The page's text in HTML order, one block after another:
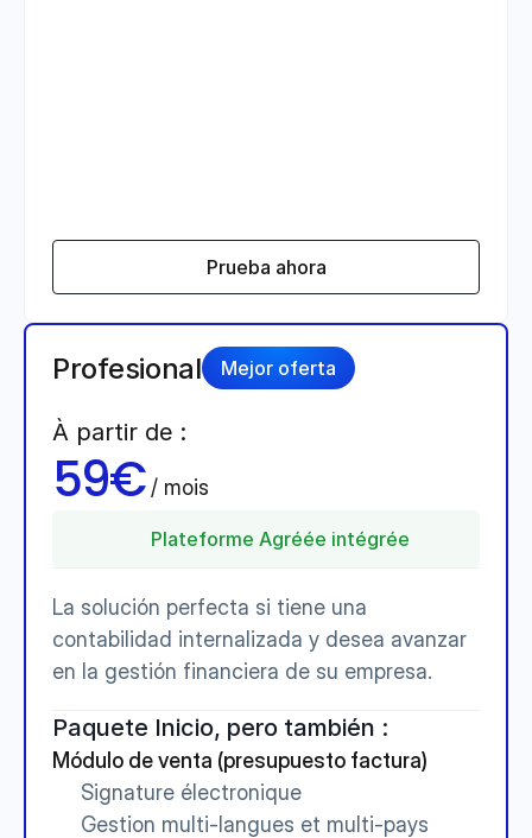
Prueba ahora
Profesional Mejor oferta
À partir de :
59€ / mois
Plateforme Agréée intégrée
La solución perfecta si tiene una
contabilidad internalizada y desea avanzar
en la gestión financiera de su empresa.
Paquete Inicio, pero también :
Módulo de venta (presupuesto factura)
Signature électronique
Gestion multi-langues et multi-pays